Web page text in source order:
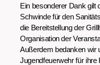
Ein besonderer Dank
Schwinde für den
die Bereitstellung der
Organisation der
Außerdem bedanken wir
Jugendfeuerwehr für